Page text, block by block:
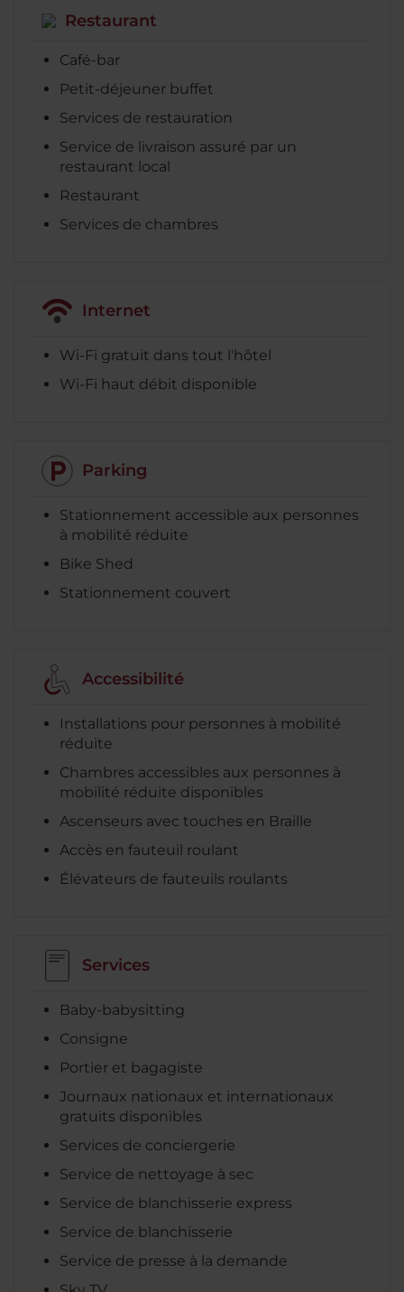
Restaurant
Café-bar
Petit-déjeuner buffet
Services de restauration
Service de livraison assuré par un
restaurant local
Restaurant
Services de chambres
Internet
Wi-Fi gratuit dans tout l'hôtel
Wi-Fi haut débit disponible
Parking
Stationnement accessible aux personnes
à mobilité réduite
Bike Shed
Stationnement couvert
Accessibilité
Installations pour personnes à mobilité
réduite
Chambres accessibles aux personnes à
mobilité réduite disponibles
Ascenseurs avec touches en Braille
Accès en fauteuil roulant
Élévateurs de fauteuils roulants
Services
Baby-babysitting
Consigne
Portier et bagagiste
Journaux nationaux et internationaux
gratuits disponibles
Services de conciergerie
Service de nettoyage à sec
Service de blanchisserie express
Service de blanchisserie
Service de presse à la demande